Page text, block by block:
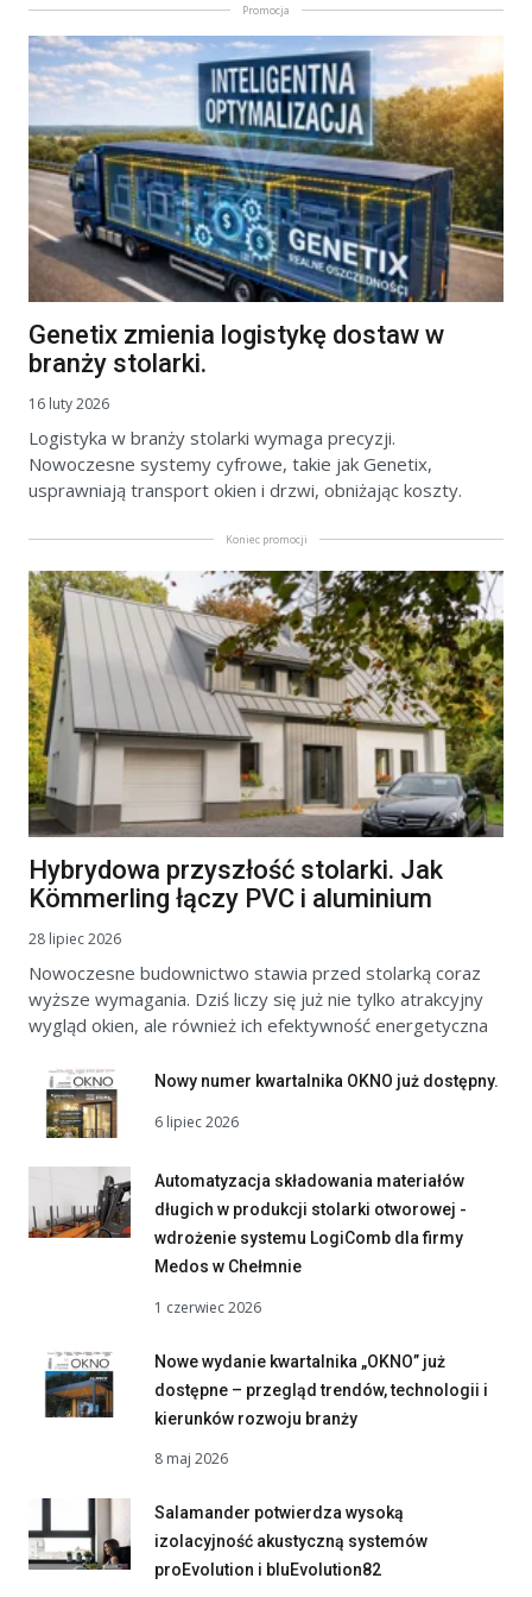
Promocja
Genetix zmienia logistykę dostaw w
branży stolarki.
16 luty 2026
Logistyka w branży stolarki wymaga precyzji.
Nowoczesne systemy cyfrowe, takie jak Genetix,
usprawniają transport okien i drzwi, obniżając koszty.
Koniec promocji
Hybrydowa przyszłość stolarki. Jak
Kömmerling łączy PVC i aluminium
28 lipiec 2026
Nowoczesne budownictwo stawia przed stolarką coraz
wyższe wymagania. Dziś liczy się już nie tylko atrakcyjny
wygląd okien, ale również ich efektywność energetyczna
Nowy numer kwartalnika OKNO już dostępny.
6 lipiec 2026
Automatyzacja składowania materiałów
długich w produkcji stolarki otworowej -
wdrożenie systemu LogiComb dla firmy
Medos w Chełmnie
1 czerwiec 2026
Nowe wydanie kwartalnika „OKNO” już
dostępne – przegląd trendów, technologii i
kierunków rozwoju branży
8 maj 2026
Salamander potwierdza wysoką
izolacyjność akustyczną systemów
proEvolution i bluEvolution82